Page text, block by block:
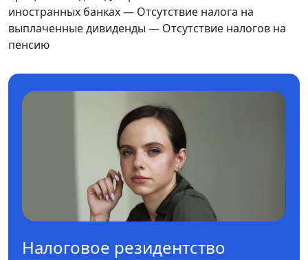
иностранных банках — Отсутствие налога на
выплаченные дивиденды — Отсутствие налогов на
пенсию
Налоговое резидентство